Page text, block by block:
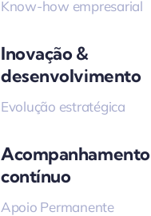
Know-how empresarial
Inovação &
desenvolvimento
Evolução estratégica
Acompanhamento
contínuo
Apoio Permanente